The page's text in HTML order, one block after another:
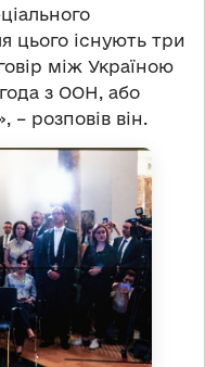
цього існують три
між Україною
з ООН, або
розповів він.